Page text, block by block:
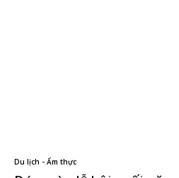
Du lịch - Ẩm thực